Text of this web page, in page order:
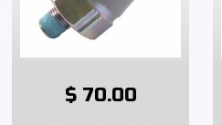
$ 70.00